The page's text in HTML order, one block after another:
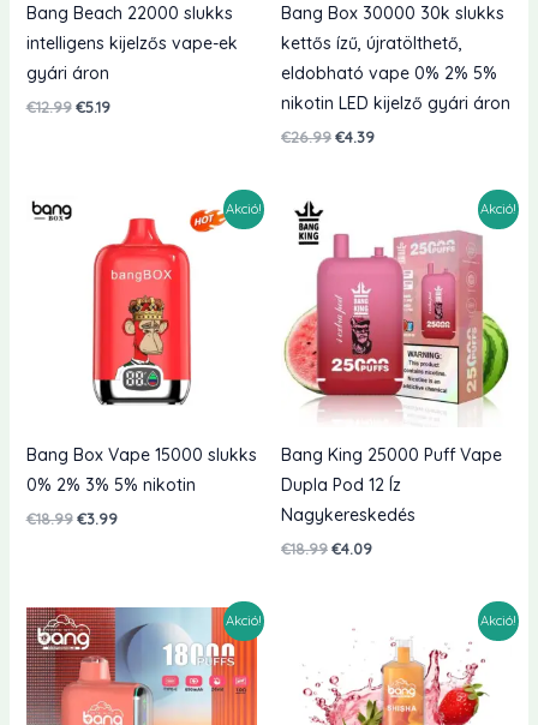
Bang Beach 22000 slukks
intelligens kijelzős vape-ek
gyári áron
€12.99 Eredeti
€5.19Jelenlegi
Bang Box 30000 30k slukks
kettős ízű, újratölthető,
eldobható vape 0% 2% 5%
nikotin LED kijelző gyári áron
€26.99Eredeti
€4.39Jelenlegi
Akció!
Bang Box Vape 15000 slukks
0% 2% 3% 5% nikotin
€18.99 Eredeti
€3.99Jelenlegi
Akció!
Bang King 25000 Puff Vape
Dupla Pod 12 Íz
Nagykereskedés
€18.99Eredeti
€4.09Jelenlegi
Akció! Akció!